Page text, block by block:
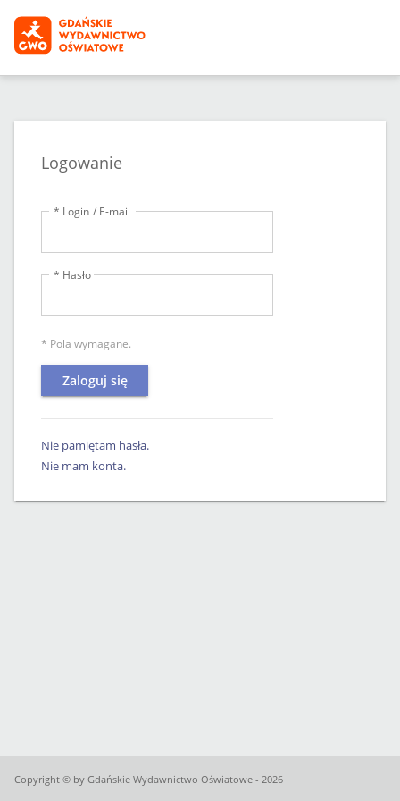
Logowanie
* Login / E-mail
* Hasło
* Pola wymagane.
Zaloguj się
Nie pamiętam hasła.
Nie mam konta.
Copyright © by Gdańskie Wydawnictwo Oświatowe - 2026